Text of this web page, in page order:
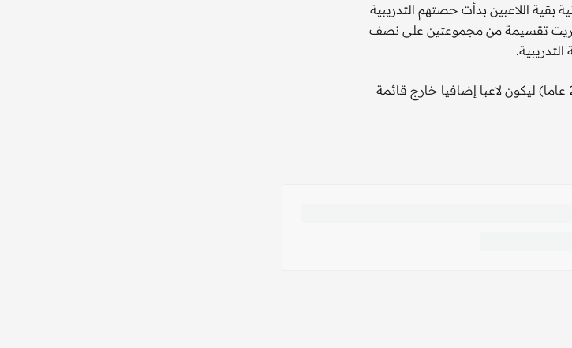
اللاعبين بدأت حصتهم التدريبية
أجريت تقسيمة من مجموعتين على نصف
من جهة أخرى، ضم مانشيني اللاعب حامد يوسف من معسكر المنتخب السعودي (تحت 23 عاما) ليكون لاعبا إضافيا خارج قائمة